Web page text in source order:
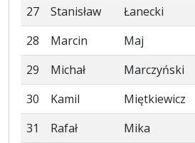
27
Stanisław Łanecki
28
Marcin Maj
29
Michał Marczyński
30
Kamil Miętkiewicz
31
Rafał Mika